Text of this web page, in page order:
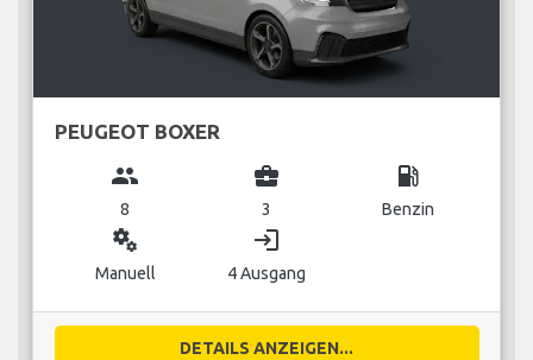
PEUGEOT BOXER
group
8
business_center
3
local_gas_station
Benzin
miscellaneous_services
Manuell
login
4 Ausgang
DETAILS ANZEIGEN...